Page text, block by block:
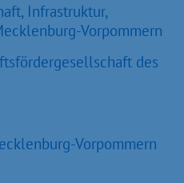
Infrastruktur,
Vorpommern
des
Vorpommern